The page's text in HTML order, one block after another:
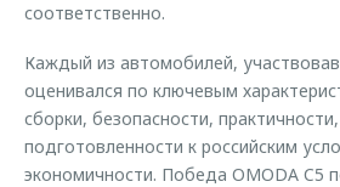
соответственно.
Каждый из автомобилей,
оценивался по ключевым
сборки, безопасности,
подготовленности к российским
экономичности. Победа OMODA C5